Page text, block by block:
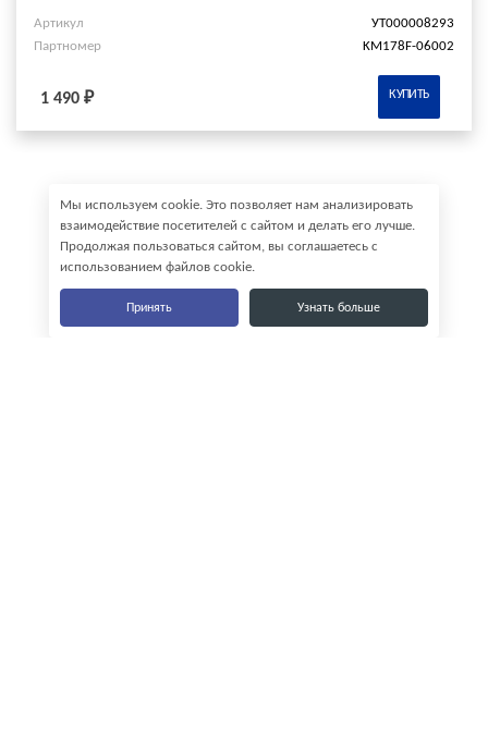
Артикул
УТ000008293
Партномер
KM178F-06002
1 490 ₽ КУПИТЬ
Мы используем cookie. Это позволяет нам анализировать
взаимодействие посетителей с сайтом и делать его лучше.
Продолжая пользоваться сайтом, вы соглашаетесь с
использованием файлов cookie.
Принять Узнать больше